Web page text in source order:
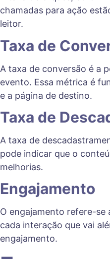
chamadas para ação
leitor.
Taxa de
A taxa de conversão é a
evento. Essa métrica é
e a página de destino.
Taxa de
A taxa de
pode indicar que o
melhorias.
Engajamento
O engajamento refere-se
cada interação que vai
engajamento.